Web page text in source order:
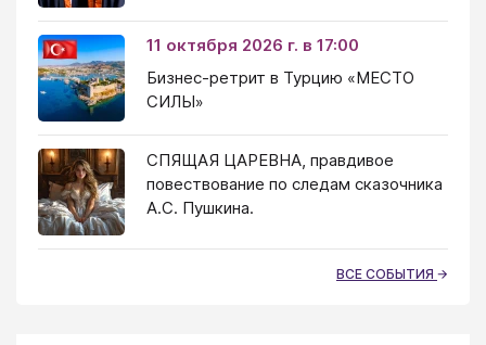
11 октября 2026 г. в 17:00
Бизнес-ретрит в Турцию «МЕСТО
СИЛЫ»
СПЯЩАЯ ЦАРЕВНА, правдивое
повествование по следам сказочника
А.С. Пушкина.
ВСЕ СОБЫТИЯ